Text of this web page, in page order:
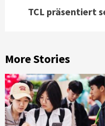
TCL präsentiert
More Stories